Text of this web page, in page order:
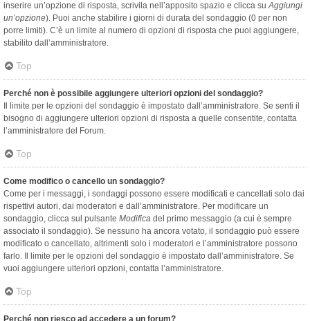
inserire un’opzione di risposta, scrivila nell’apposito spazio e clicca suAggiungi
un’opzione). Puoi anche stabilire i giorni di durata del sondaggio (0 per non
porre limiti). C’è un limite al numero di opzioni di risposta che puoi aggiungere,
stabilito dall’amministratore.
Top
Perché non è possibile aggiungere ulteriori opzioni del sondaggio?
Il limite per le opzioni del sondaggio è impostato dall’amministratore. Se senti il
bisogno di aggiungere ulteriori opzioni di risposta a quelle consentite, contatta
l’amministratore del Forum.
Top
Come modifico o cancello un sondaggio?
Come per i messaggi, i sondaggi possono essere modificati e cancellati solo dai
rispettivi autori, dai moderatori e dall’amministratore. Per modificare un
sondaggio, clicca sul pulsante Modifica del primo messaggio (a cui è sempre
associato il sondaggio). Se nessuno ha ancora votato, il sondaggio può essere
modificato o cancellato, altrimenti solo i moderatori e l’amministratore possono
farlo. Il limite per le opzioni del sondaggio è impostato dall’amministratore. Se
vuoi aggiungere ulteriori opzioni, contatta l’amministratore.
Top
Perché non riesco ad accedere a un forum?